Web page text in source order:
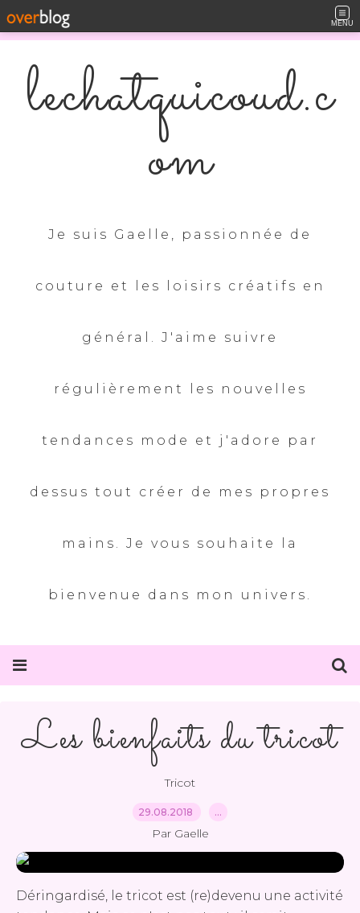
MENU
lechatquicoud.c
om
Je suis Gaelle, passionnée de
couture et les loisirs créatifs en
général. J'aime suivre
régulièrement les nouvelles
tendances mode et j'adore par
dessus tout créer de mes propres
mains. Je vous souhaite la
bienvenue dans mon univers.
Les bienfaits du tricot
Tricot
29.08.2018 …
Par Gaelle
Déringardisé, le tricot est (re)devenu une activité